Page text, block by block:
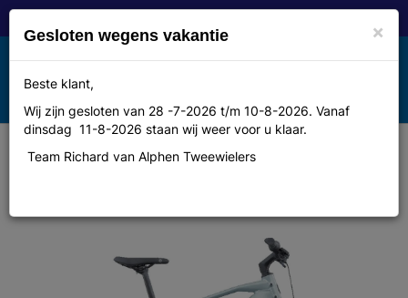
Toggle
navigation
MENU
Hercules Rob SL F5 Heren titanium
×
Gesloten wegens vakantie
Beste klant,
Wij zijn gesloten van 28 -7-2026 t/m 10-8-2026. Vanaf
dinsdag 11-8-2026 staan wij weer voor u klaar.
Team Richard van Alphen Tweewielers